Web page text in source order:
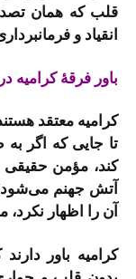
قلب که همان
انقیاد و
باور فرقۀ کرامیه
کرامیه معتقد
تا جایی که اگر به
کند، مؤمن
آتش جهنم
آن را اظهار
کرامیه باور